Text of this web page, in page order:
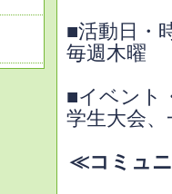
■活動日・
毎週木曜
■イベント
学生大会
≪コミュ